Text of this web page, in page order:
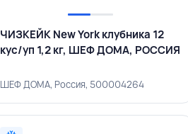
ЧИЗКЕЙК New York клубника 12
кус/уп 1,2 кг, ШЕФ ДОМА, РОССИЯ
ШЕФ ДОМА, Россия, 500004264